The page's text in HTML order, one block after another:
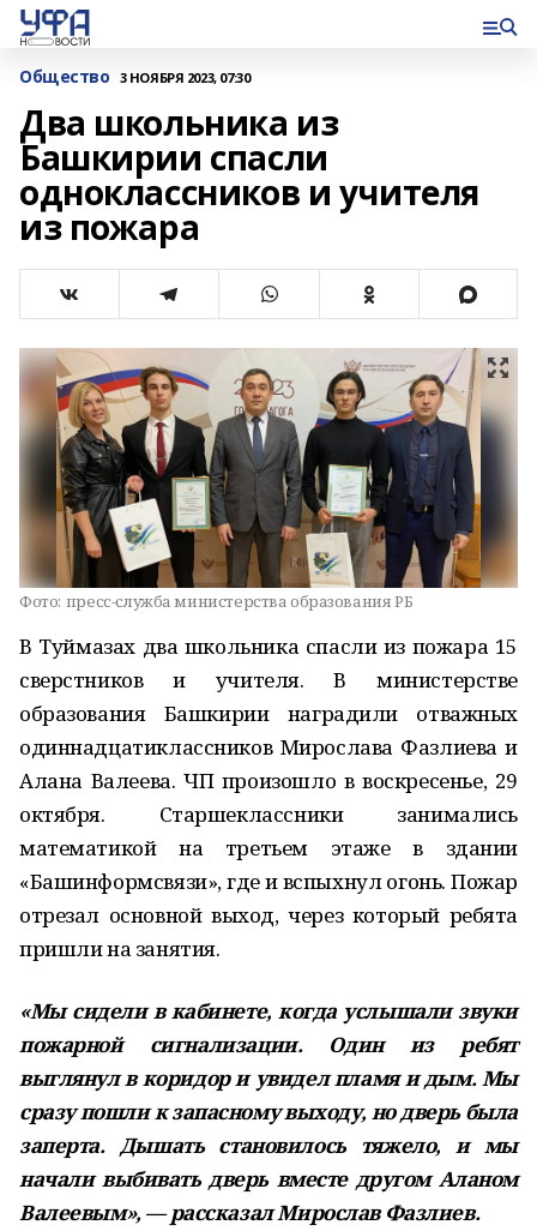
Общество 3 НОЯБРЯ 2023, 07:30
Два школьника из
Башкирии спасли
одноклассников и учителя
из пожара
Фото: пресс-служба министерства образования РБ
В Туймазах два школьника спасли из пожара 15
сверстников и учителя. В министерстве
образования Башкирии наградили отважных
одиннадцатиклассников Мирослава Фазлиева и
Алана Валеева. ЧП произошло в воскресенье, 29
октября. Старшеклассники занимались
математикой на третьем этаже в здании
«Башинформсвязи», где и вспыхнул огонь. Пожар
отрезал основной выход, через который ребята
пришли на занятия.
«Мы сидели в кабинете, когда услышали звуки
пожарной сигнализации. Один из ребят
выглянул в коридор и увидел пламя и дым. Мы
сразу пошли к запасному выходу, но дверь была
заперта. Дышать становилось тяжело, и мы
начали выбивать дверь вместе другом Аланом
Валеевым», — рассказал Мирослав Фазлиев.